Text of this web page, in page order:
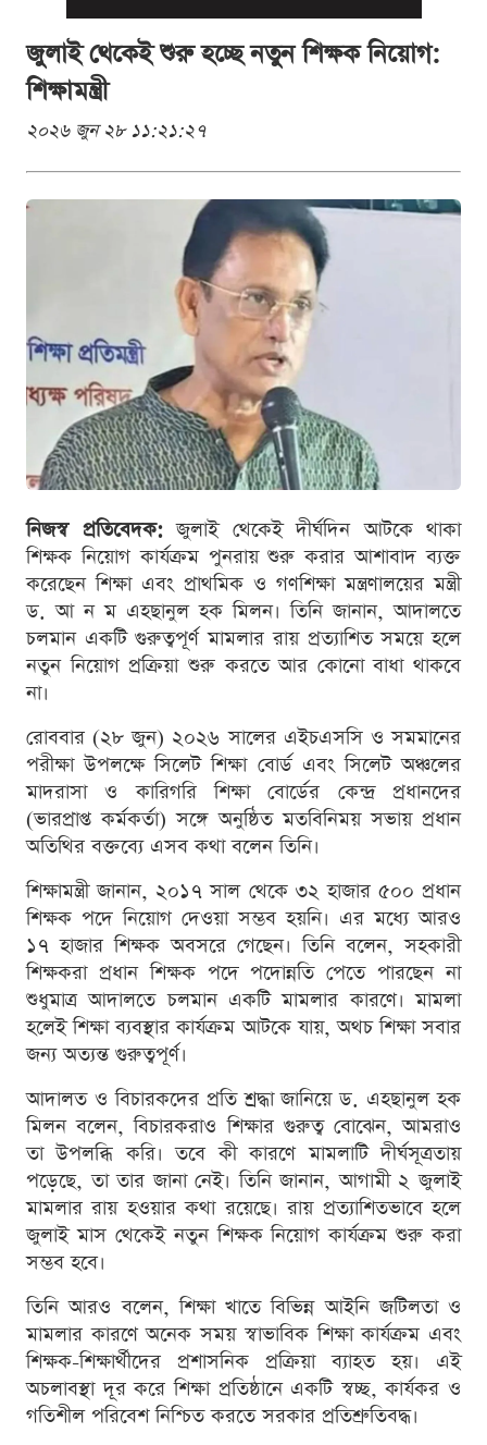
জুলাই থেকেই শুরু হচ্ছে নতুন শিক্ষক নিয়োগ:
শিক্ষামন্ত্রী
২০২৬ জুন ২৮ ১১:২১:২৭
নিজস্ব প্রতিবেদক:জুলাই থেকেই দীর্ঘদিন আটকে থাকা
শিক্ষক নিয়োগ কার্যক্রম পুনরায় শুরু করার আশাবাদ ব্যক্ত
করেছেন শিক্ষা এবং প্রাথমিক ও গণশিক্ষা মন্ত্রণালয়ের মন্ত্রী
ড. আ ন ম এহছানুল হক মিলন। তিনি জানান, আদালতে
চলমান একটি গুরুত্বপূর্ণ মামলার রায় প্রত্যাশিত সময়ে হলে
নতুন নিয়োগ প্রক্রিয়া শুরু করতে আর কোনো বাধা থাকবে
না।
রোববার (২৮ জুন) ২০২৬ সালের এইচএসসি ও সমমানের
পরীক্ষা উপলক্ষে সিলেট শিক্ষা বোর্ড এবং সিলেট অঞ্চলের
মাদরাসা ও কারিগরি শিক্ষা বোর্ডের কেন্দ্র প্রধানদের
(ভারপ্রাপ্ত কর্মকর্তা) সঙ্গে অনুষ্ঠিত মতবিনিময় সভায় প্রধান
অতিথির বক্তব্যে এসব কথা বলেন তিনি।
শিক্ষামন্ত্রী জানান, ২০১৭ সাল থেকে ৩২ হাজার ৫০০ প্রধান
শিক্ষক পদে নিয়োগ দেওয়া সম্ভব হয়নি। এর মধ্যে আরও
১৭ হাজার শিক্ষক অবসরে গেছেন। তিনি বলেন, সহকারী
শিক্ষকরা প্রধান শিক্ষক পদে পদোন্নতি পেতে পারছেন না
শুধুমাত্র আদালতে চলমান একটি মামলার কারণে। মামলা
হলেই শিক্ষা ব্যবস্থার কার্যক্রম আটকে যায়, অথচ শিক্ষা সবার
জন্য অত্যন্ত গুরুত্বপূর্ণ।
আদালত ও বিচারকদের প্রতি শ্রদ্ধা জানিয়ে ড. এহছানুল হক
মিলন বলেন, বিচারকরাও শিক্ষার গুরুত্ব বোঝেন, আমরাও
তা উপলব্ধি করি। তবে কী কারণে মামলাটি দীর্ঘসূত্রতায়
পড়েছে, তা তার জানা নেই। তিনি জানান, আগামী ২ জুলাই
মামলার রায় হওয়ার কথা রয়েছে। রায় প্রত্যাশিতভাবে হলে
জুলাই মাস থেকেই নতুন শিক্ষক নিয়োগ কার্যক্রম শুরু করা
সম্ভব হবে।
তিনি আরও বলেন, শিক্ষা খাতে বিভিন্ন আইনি জটিলতা ও
মামলার কারণে অনেক সময় স্বাভাবিক শিক্ষা কার্যক্রম এবং
শিক্ষক-শিক্ষার্থীদের প্রশাসনিক প্রক্রিয়া ব্যাহত হয়। এই
অচলাবস্থা দূর করে শিক্ষা প্রতিষ্ঠানে একটি স্বচ্ছ, কার্যকর ও
গতিশীল পরিবেশ নিশ্চিত করতে সরকার প্রতিশ্রুতিবদ্ধ।